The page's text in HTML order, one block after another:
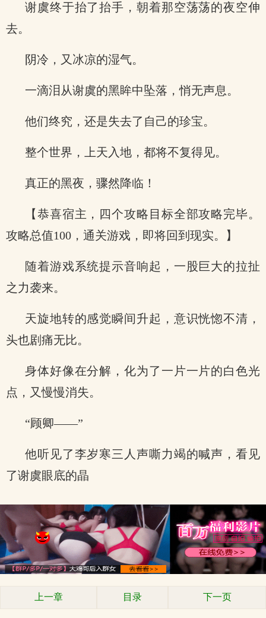
谢虞终于抬了抬手，朝着那空荡荡的夜空伸
去。
阴冷，又冰凉的湿气。
一滴泪从谢虞的黑眸中坠落，悄无声息。
他们终究，还是失去了自己的珍宝。
整个世界，上天入地，都将不复得见。
真正的黑夜，骤然降临！
【恭喜宿主，四个攻略目标全部攻略完毕。
攻略总值100，通关游戏，即将回到现实。】
随着游戏系统提示音响起，一股巨大的拉扯
之力袭来。
天旋地转的感觉瞬间升起，意识恍惚不清，
头也剧痛无比。
身体好像在分解，化为了一片一片的白色光
点，又慢慢消失。
“顾卿——”
他听见了李岁寒三人声嘶力竭的喊声，看见
了谢虞眼底的晶
上一章 目录 下一页